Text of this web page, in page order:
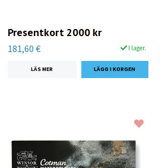
Presentkort 2000 kr
181,60 € I lager.
LÄS MER